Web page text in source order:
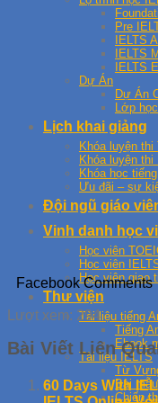
Pre
IELTS
IELTS
IELTS
Dự Án
Dự Án
Lớp
Lịch khai giảng
Khóa luyện thi
Khóa luyện thi
Khóa học
Ưu đãi – sự
Đội ngũ giáo
Vinh danh học
Học viên
Học viên
Học viên giao
Thư viện
Tài liệu tiếng
Tiếng
Ebook
Tài liệu IELTS
Từ
Bài
Chiến
Facebook Comments
Lượt xem: 294
Bài Viết Liên
60 Days With